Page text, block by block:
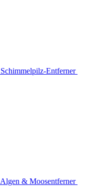
Schimmelpilz-Entferner
Algen & Moosentferner